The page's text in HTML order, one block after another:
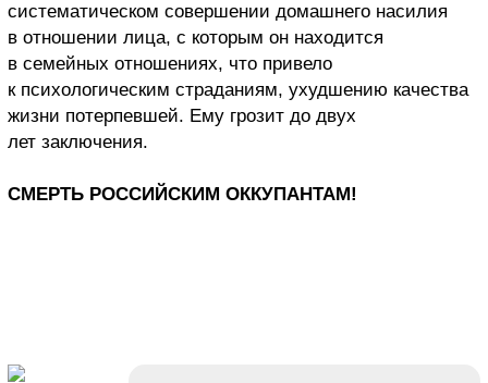
систематическом совершении домашнего насилия
в отношении лица, с которым он находится
в семейных отношениях, что привело
к психологическим страданиям, ухудшению качества
жизни потерпевшей. Ему грозит до двух
лет заключения.
СМЕРТЬ РОССИЙСКИМ ОККУПАНТАМ!